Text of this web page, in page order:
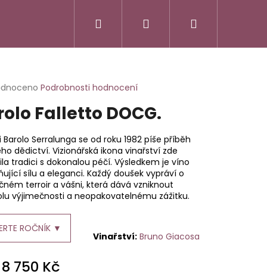
Přihlášení
Podrobnosti hodnocení
Falletto DOCG.
Barolo Serralunga se od roku 1982 píše příběh
dědictví. Vizionářská ikona vinařství zde
tradici s dokonalou péčí. Výsledkem je víno
sílu a eleganci. Každý doušek vypráví o
terroir a vášni, která dává vzniknout
výjimečnosti a neopakovatelnému zážitku.
ROČNÍK ▼
Bruno Giacosa
8 750 Kč
ITALIANO